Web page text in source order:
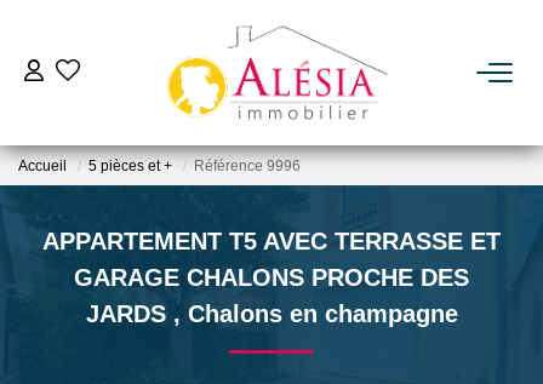
ACHETER
BIENS VENDUS / LOUÉS
Accueil 5 pièces et + Référence 9996
APPARTEMENT T5 AVEC TERRASSE ET
GARAGE CHALONS PROCHE DES
JARDS , Chalons en champagne